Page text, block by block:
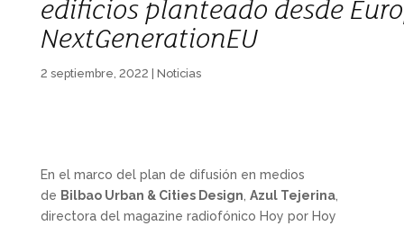
edificios planteado desde
NextGenerationEU
2 septiembre, 2022 Noticias
En el marco del plan de difusión en medios
de Bilbao Urban & Cities Design Azul Tejerina,
directora del magazine radiofónico Hoy por Hoy